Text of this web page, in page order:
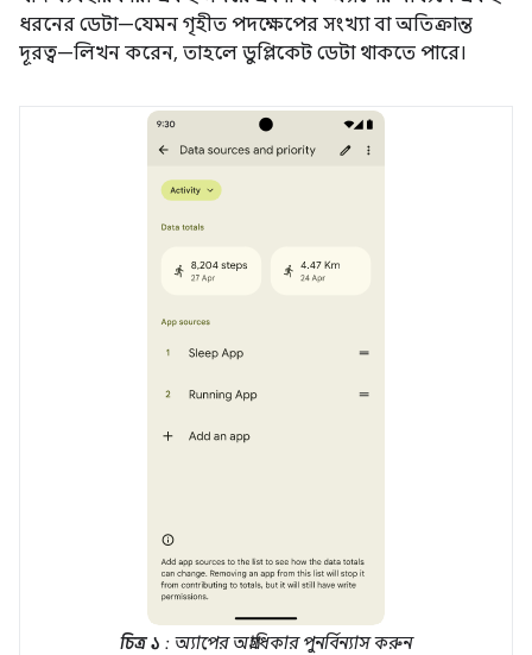
ধরনের ডেটা—যেমন গৃহীত পদক্ষেপের সংখ্যা বা অতিক্রান্ত
দূরত্ব—লিখন করেন, তাহলে ডুপ্লিকেট ডেটা থাকতে পারে।
চিত্র ১ : অ্যাপের অগ্রাধিকার পুনর্বিন্যাস করুন